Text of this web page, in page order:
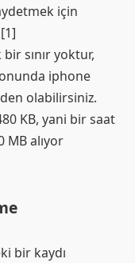
için
sınır yoktur,
iphone
olabilirsiniz.
KB, yani bir saat
MB alıyor
bir kaydı